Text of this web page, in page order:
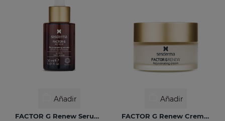
Añadir
FACTOR G Renew Serum Liposomado
Añadir
FACTOR G Renew Crema Rejuvenecedora